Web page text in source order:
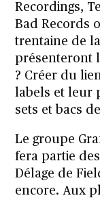
Recordings,
Bad Records
trentaine de
présenteront
? Créer du
labels et leur
sets et bacs
Le groupe
fera partie
Délage de
encore. Aux